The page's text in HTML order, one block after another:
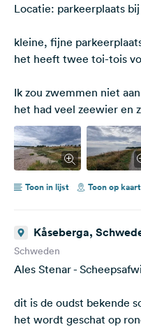
Locatie: parkeerplaats
kleine, fijne
het heeft twee toi-tois
Ik zou zwemmen niet
het had veel zeewier en
Toon in lijst Toon op kaart
Kåseberga,
Schweden
Ales Stenar -
dit is de oudst bekende
het wordt geschat op